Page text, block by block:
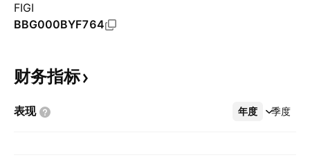
FIGI
BBG000BYF764
财务指标
表现 年度 季度
更多